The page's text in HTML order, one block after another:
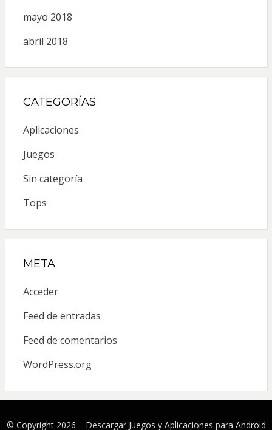
mayo 2018
abril 2018
CATEGORÍAS
Aplicaciones
Juegos
Sin categoría
Tops
META
Acceder
Feed de entradas
Feed de comentarios
WordPress.org
© Copyright 2026 – Descargar Juegos y Aplicaciones para Android